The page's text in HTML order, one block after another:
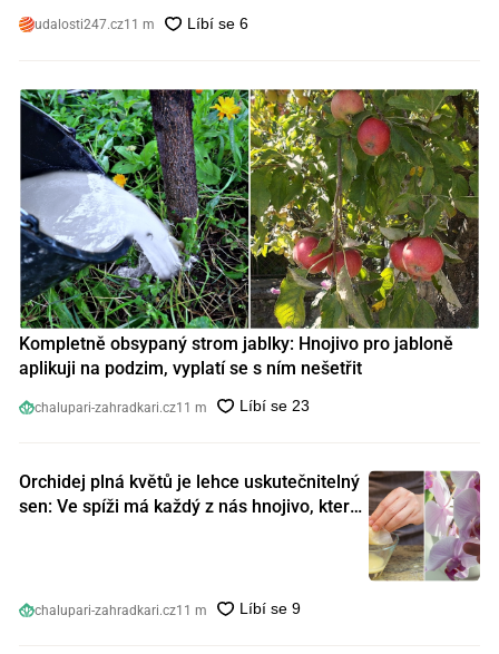
udalosti247.cz11 m
Kompletně obsypaný strom jablky: Hnojivo pro jabloně
aplikuji na podzim, vyplatí se s ním nešetřit
chalupari-zahradkari.cz11 m
Orchidej plná květů je lehce uskutečnitelný
sen: Ve spíži má každý z nás hnojivo, které
chalupari-zahradkari.cz11 m